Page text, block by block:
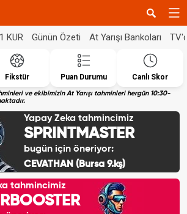
KUR Günün Özeti At Yarışı Bankoları
Fikstür Puan Durumu Canlı Skor
ve ekibimizin At Yarışı tahminleri hergün 10:30-
Yapay Zeka tahmincimiz
SPRINTMASTER
bugün için öneriyor:
CEVATHAN (Bursa 9.kş)
tahmincimiz